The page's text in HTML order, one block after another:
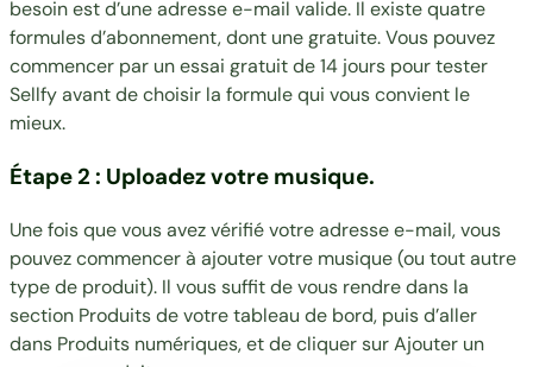
besoin est d’une adresse e-mail valide. Il existe quatre
formules d’abonnement, dont une gratuite. Vous pouvez
commencer par un essai gratuit de 14 jours pour tester
Sellfy avant de choisir la formule qui vous convient le
mieux.
Étape 2 : Uploadez votre musique.
Une fois que vous avez vérifié votre adresse e-mail, vous
pouvez commencer à ajouter votre musique (ou tout autre
type de produit). Il vous suffit de vous rendre dans la
section Produits de votre tableau de bord, puis d’aller
dans Produits numériques, et de cliquer sur Ajouter un